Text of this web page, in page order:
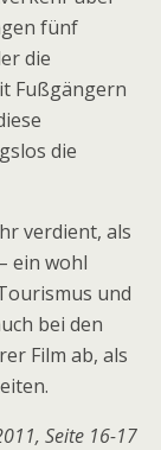
fünf
die
Fußgängern
die
verdient, als
ein wohl
und
bei den
Film ab, als
Seite 16-17